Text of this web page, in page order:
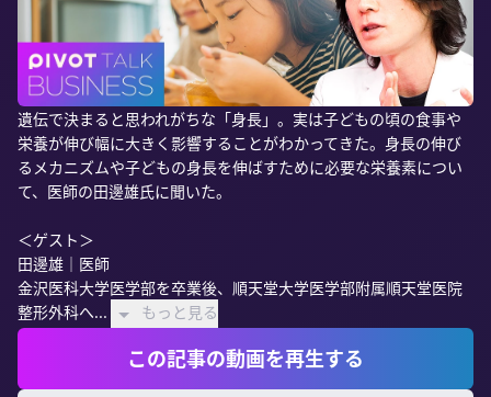
遺伝で決まると思われがちな「身長」。実は子どもの頃の食事や
栄養が伸び幅に大きく影響することがわかってきた。身長の伸び
るメカニズムや子どもの身長を伸ばすために必要な栄養素につい
て、医師の田邊雄氏に聞いた。
＜ゲスト＞
田邊雄｜医師
金沢医科大学医学部を卒業後、順天堂大学医学部附属順天堂医院
整形外科へ...
もっと見る
この記事の動画を再生する